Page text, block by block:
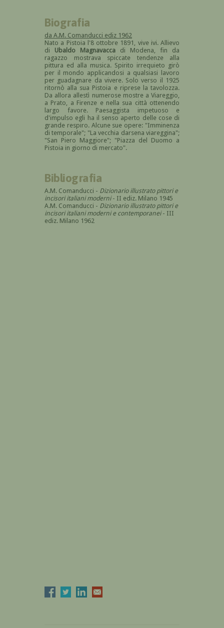
Biografia
da A.M. Comanducci ediz 1962
Nato a Pistoia l'8 ottobre 1891, vive ivi. Allievo
di Ubaldo Magnavacca di Modena, fin da
ragazzo mostrava spiccate tendenze alla
pittura ed alla musica. Spirito irrequieto girò
per il mondo applicandosi a qualsiasi lavoro
per guadagnare da vivere. Solo verso il 1925
ritornò alla sua Pistoia e riprese la tavolozza.
Da allora allestì numerose mostre a Viareggio,
a Prato, a Firenze e nella sua città ottenendo
largo favore. Paesaggista impetuoso e
d'impulso egli ha il senso aperto delle cose di
grande respiro. Alcune sue opere: "Imminenza
di temporale"; "La vecchia darsena viareggina";
"San Piero Maggiore"; "Piazza del Duomo a
Pistoia in giorno di mercato".
Bibliografia
A.M. Comanducci - Dizionario illustrato pittori e
incisori italiani moderni- II ediz. Milano 1945
A.M. Comanducci - Dizionario illustrato pittori e
incisori italiani moderni e contemporanei- III
ediz. Milano 1962